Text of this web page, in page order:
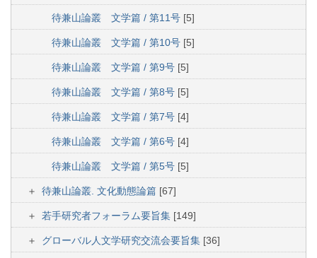
待兼山論叢 文学篇 / 第11号 [5]
待兼山論叢 文学篇 / 第10号 [5]
待兼山論叢 文学篇 / 第9号 [5]
待兼山論叢 文学篇 / 第8号 [5]
待兼山論叢 文学篇 / 第7号 [4]
待兼山論叢 文学篇 / 第6号 [4]
待兼山論叢 文学篇 / 第5号 [5]
待兼山論叢. 文化動態論篇 [67]
若手研究者フォーラム要旨集 [149]
グローバル人文学研究交流会要旨集 [36]